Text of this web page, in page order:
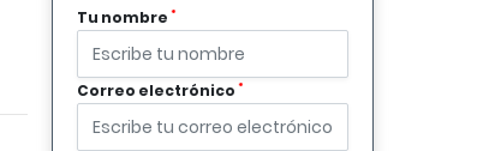
Tu nombre *
Correo electrónico *